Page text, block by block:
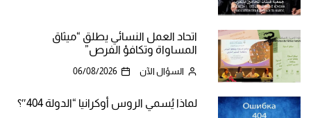
اتحاد العمل النسائي يطلق “ميثاق
المساواة وتكافؤ الفرص”
السؤال الآن 06/08/2026
لماذا يُسمي الروس أوكرانيا “الدولة 404″؟